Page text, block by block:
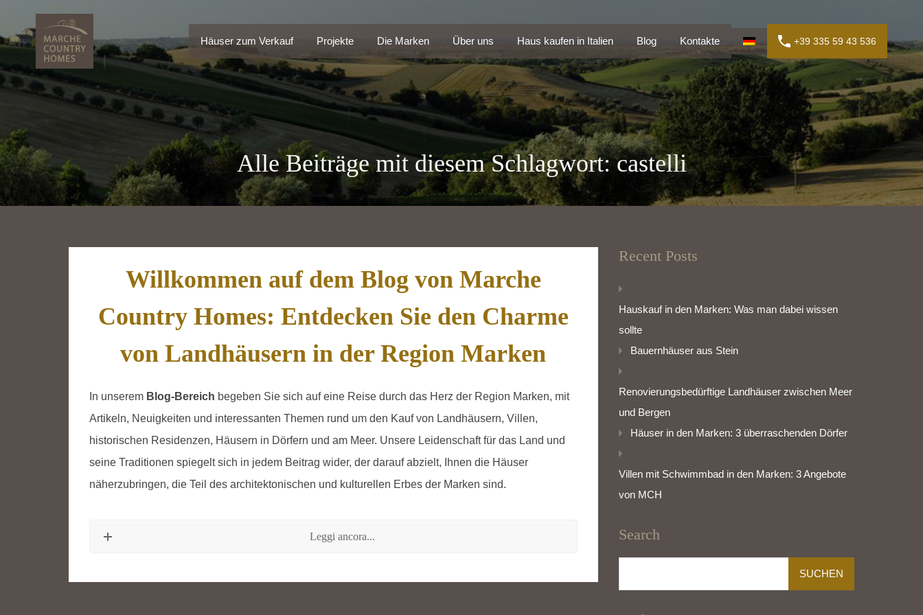
Häuser zum Verkauf Projekte Die Marken Über uns Haus kaufen in Italien Kontakte +39 335 59 43 536
Häuser zum Verkauf Projekte Die Marken Über uns Haus kaufen in Italien Blog Kontakte +39 335 59 43 536
Alle Beiträge mit diesem Schlagwort: castelli
Willkommen auf dem Blog von Marche
Country Homes: Entdecken Sie den Charme
von Landhäusern in der Region Marken
In unserem Blog-Bereich begeben Sie sich auf eine Reise durch das Herz der Region Marken, mit
Artikeln, Neuigkeiten und interessanten Themen rund um den Kauf von Landhäusern, Villen,
historischen Residenzen, Häusern in Dörfern und am Meer. Unsere Leidenschaft für das Land und
seine Traditionen spiegelt sich in jedem Beitrag wider, der darauf abzielt, Ihnen die Häuser
näherzubringen, die Teil des architektonischen und kulturellen Erbes der Marken sind.
Leggi ancora...
Recent Posts
Hauskauf in den Marken: Was man dabei wissen
sollte
Bauernhäuser aus Stein
Renovierungsbedürftige Landhäuser zwischen Meer
und Bergen
Häuser in den Marken: 3 überraschenden Dörfer
Villen mit Schwimmbad in den Marken: 3 Angebote
von MCH
Search
nach: